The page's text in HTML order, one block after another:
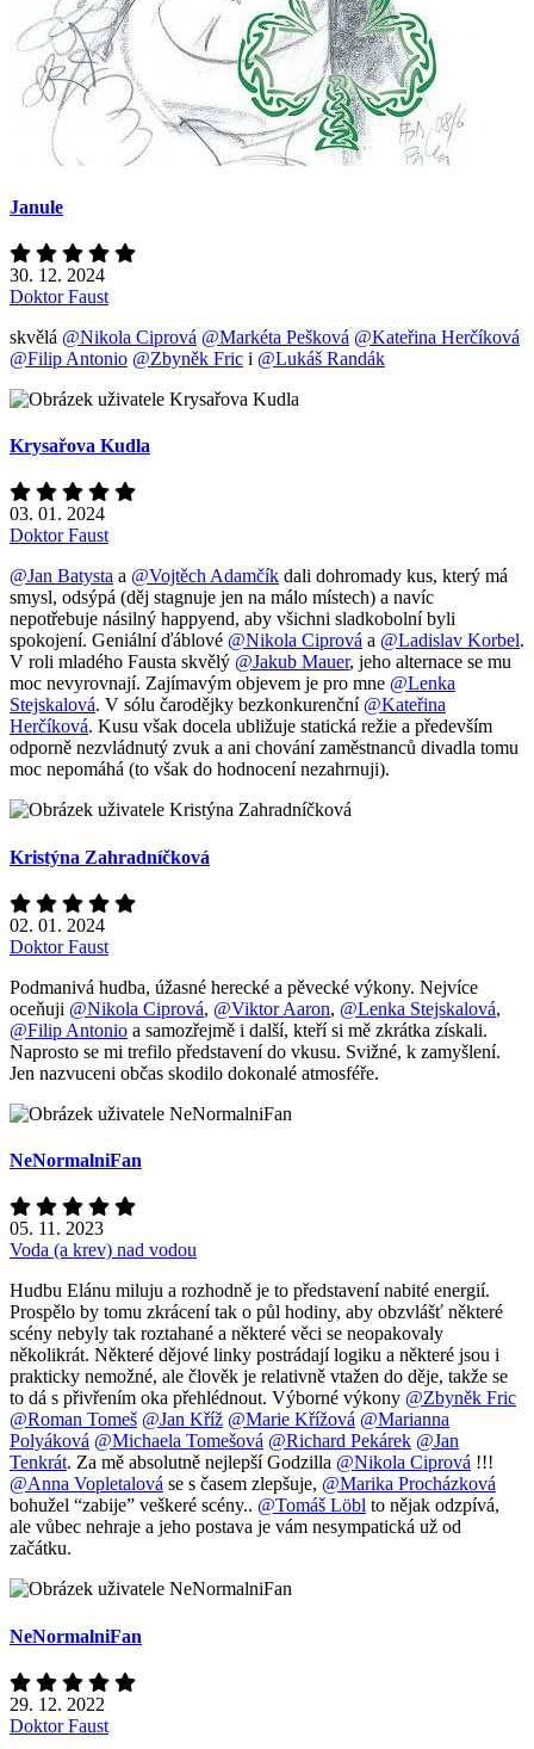
Janule
30. 12. 2024
Doktor Faust
skvělá @Nikola Ciprová @Markéta Pešková @Kateřina Herčíková
@Filip Antonio @Zbyněk Fric i @Lukáš Randák
Krysařova Kudla
03. 01. 2024
Doktor Faust
@Jan Batysta a @Vojtěch Adamčík dali dohromady kus, který má
smysl, odsýpá (děj stagnuje jen na málo místech) a navíc
nepotřebuje násilný happyend, aby všichni sladkobolní byli
spokojení. Geniální ďáblové @Nikola Ciprová a @Ladislav Korbel.
V roli mladého Fausta skvělý @Jakub Mauer, jeho alternace se mu
moc nevyrovnají. Zajímavým objevem je pro mne @Lenka
Stejskalová. V sólu čarodějky bezkonkurenční @Kateřina
Herčíková. Kusu však docela ubližuje statická režie a především
odporně nezvládnutý zvuk a ani chování zaměstnanců divadla tomu
moc nepomáhá (to však do hodnocení nezahrnuji).
Kristýna Zahradníčková
02. 01. 2024
Doktor Faust
Podmanivá hudba, úžasné herecké a pěvecké výkony. Nejvíce
oceňuji @Nikola Ciprová, @Viktor Aaron, @Lenka Stejskalová,
@Filip Antonio a samozřejmě i další, kteří si mě zkrátka získali.
Naprosto se mi trefilo představení do vkusu. Svižné, k zamyšlení.
Jen nazvuceni občas skodilo dokonalé atmosféře.
NeNormalniFan
05. 11. 2023
Voda (a krev) nad vodou
Hudbu Elánu miluju a rozhodně je to představení nabité energií.
Prospělo by tomu zkrácení tak o půl hodiny, aby obzvlášť některé
scény nebyly tak roztahané a některé věci se neopakovaly
několikrát. Některé dějové linky postrádají logiku a některé jsou i
prakticky nemožné, ale člověk je relativně vtažen do děje, takže se
to dá s přivřením oka přehlédnout. Výborné výkony @Zbyněk Fric
@Roman Tomeš @Jan Kříž @Marie Křížová @Marianna
Polyáková @Michaela Tomešová @Richard Pekárek @Jan
Tenkrát. Za mě absolutně nejlepší Godzilla @Nikola Ciprová !!!
@Anna Vopletalová se s časem zlepšuje, @Marika Procházková
bohužel “zabije” veškeré scény.. @Tomáš Löbl to nějak odzpívá,
ale vůbec nehraje a jeho postava je vám nesympatická už od
začátku.
NeNormalniFan
29. 12. 2022
Doktor Faust